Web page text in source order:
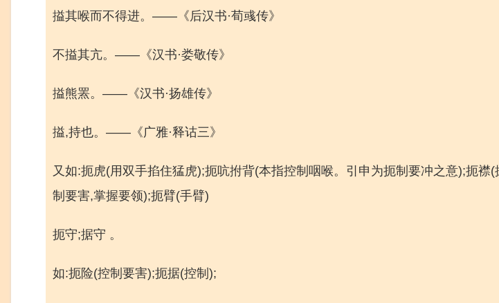
搤其喉而不得进。——《后汉书·荀彧传》
不搤其亢。——《汉书·娄敬传》
搤熊罴。——《汉书·扬雄传》
搤,持也。——《广雅·释诂三》
又如:扼虎(用双手掐住猛虎);扼吭拊背(本指控制咽喉。引申为扼制要冲之意);扼襟
制要害,掌握要领);扼臂(手臂)
扼守;据守 。
如:扼险(控制要害);扼据(控制);